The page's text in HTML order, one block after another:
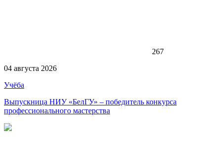
267
04 августа 2026
Учёба
Выпускница НИУ «БелГУ» – победитель конкурса
профессионального мастерства